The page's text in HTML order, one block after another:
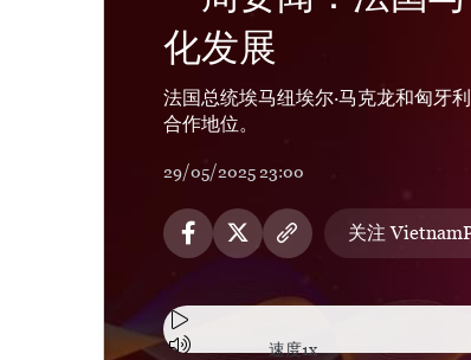
化发展
法国总统埃马纽埃尔·马克龙和匈牙
合作地位。
29/05/2025 23:00
关注
速度1x